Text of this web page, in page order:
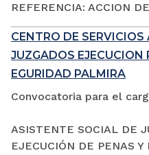
REFERENCIA: ACCION
CENTRO DE
JUZGADOS EJECUCION
EGURIDAD PALMIRA
Convocatoria para el
ASISTENTE SOCIAL DE
EJECUCIÓN DE PENAS